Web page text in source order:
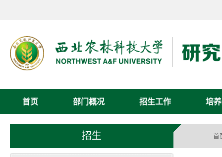
首页 部门概况 招生工作 培
招生 首